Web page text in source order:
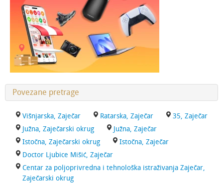
Povezane pretrage
Višnjarska, Zaječar Ratarska, Zaječar
35, Zaječar
Južna, Zaječarski okrug
Južna, Zaječar
Istočna, Zaječarski okrug
Istočna, Zaječar
Doctor Ljubice Mišić, Zaječar
Centar za poljoprivredna i tehnološka istraživanja Zaječar,
Zaječarski okrug